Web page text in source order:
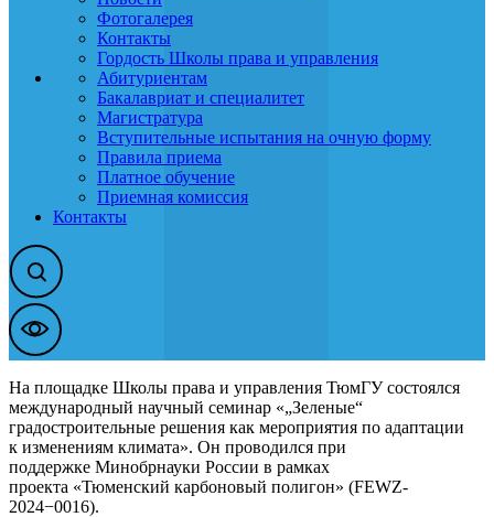
Фотогалерея
Контакты
Гордость Школы права и управления
Абитуриентам
Бакалавриат и специалитет
Магистратура
Вступительные испытания на очную форму
Правила приема
Платное обучение
Приемная комиссия
Контакты
На площадке Школы права и управления ТюмГУ состоялся
международный научный семинар «„Зеленые“
градостроительные решения как мероприятия по адаптации
к изменениям климата». Он проводился при
поддержке Минобрнауки России в рамках
проекта «Тюменский карбоновый полигон» (FEWZ-
2024−0016).